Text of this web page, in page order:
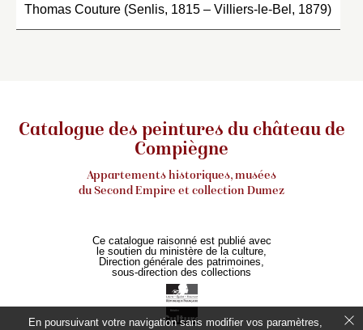
Thomas Couture (Senlis, 1815 – Villiers-le-Bel, 1879)
Catalogue des peintures du château de
Compiègne
Appartements historiques, musées
du Second Empire et collection Dumez
Ce catalogue raisonné est publié avec
le soutien du ministère de la culture,
Direction générale des patrimoines,
sous-direction des collections
En poursuivant votre navigation sans modifier vos paramètres,